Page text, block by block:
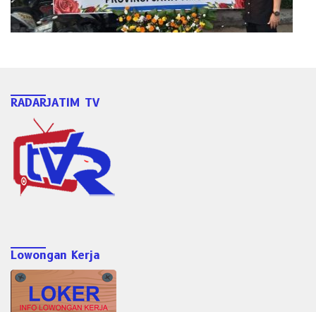
RADARJATIM TV
Lowongan Kerja